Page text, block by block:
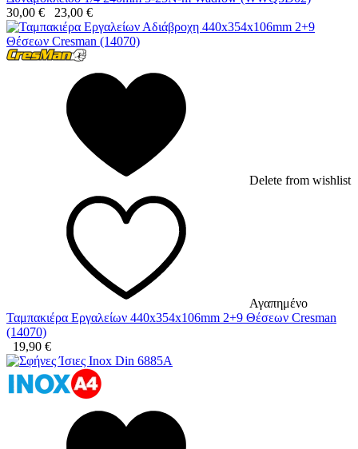
30,00 € 23,00 €
Delete from wishlist
Αγαπημένο
Ταμπακιέρα Εργαλείων 440x354x106mm 2+9 Θέσεων Cresman
(14070)
19,90 €